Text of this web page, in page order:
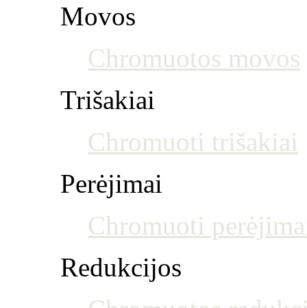
Movos
Chromuotos movos
Trišakiai
Chromuoti trišakiai
Perėjimai
Chromuoti
Redukcijos